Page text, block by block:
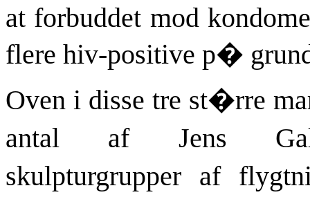
at forbuddet mod
flere hiv-positive p�
Oven i disse tre st�rre
antal af Jens
skulpturgrupper af